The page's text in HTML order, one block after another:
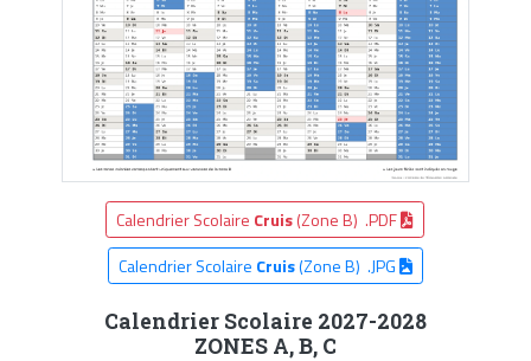
Calendrier Scolaire Cruis(Zone B) .PDF
Calendrier Scolaire Cruis(Zone B) .JPG
Calendrier Scolaire 2027-2028
ZONES A, B, C